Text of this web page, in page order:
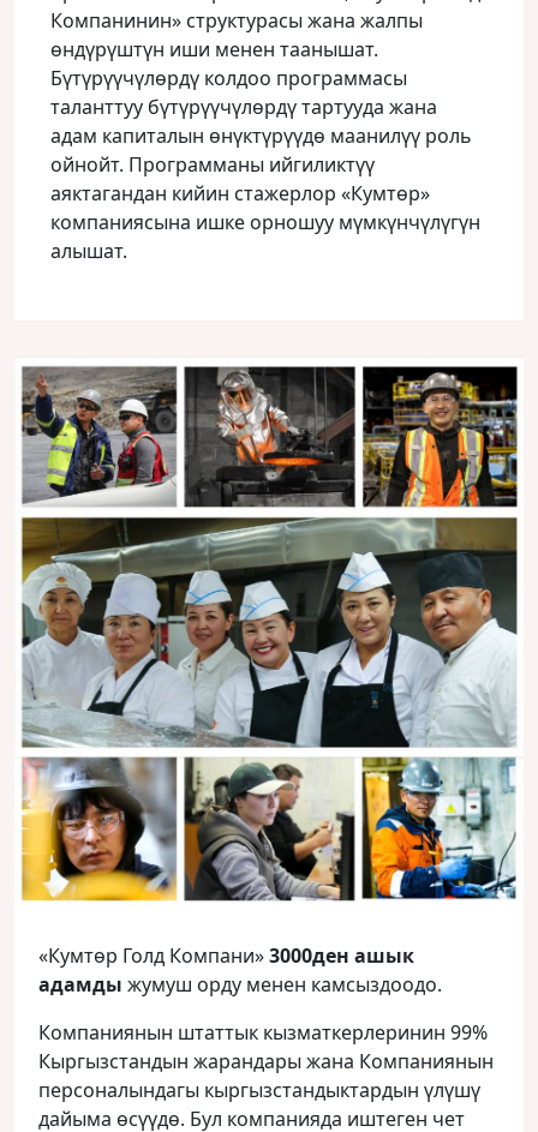
Компанинин» структурасы жана жалпы
ɵндүрүштүн иши менен таанышат.
Бүтүрүүчүлɵрдү колдоо программасы
таланттуу бүтүрүүчүлɵрдү тартууда жана
адам капиталын ɵнүктүрүүдɵ маанилүү роль
ойнойт. Программаны ийгиликтүү
аяктагандан кийин стажерлор «Кумтɵр»
компаниясына ишке орношуу мүмкүнчүлүгүн
алышат.
«Кумтөр Голд Компани»3000ден ашык
адамды жумуш орду менен камсыздоодо.
Компаниянын штаттык кызматкерлеринин 99%
Кыргызстандын жарандары жана Компаниянын
персоналындагы кыргызстандыктардын үлүшү
дайыма өсүүдө. Бул компанияда иштеген чет